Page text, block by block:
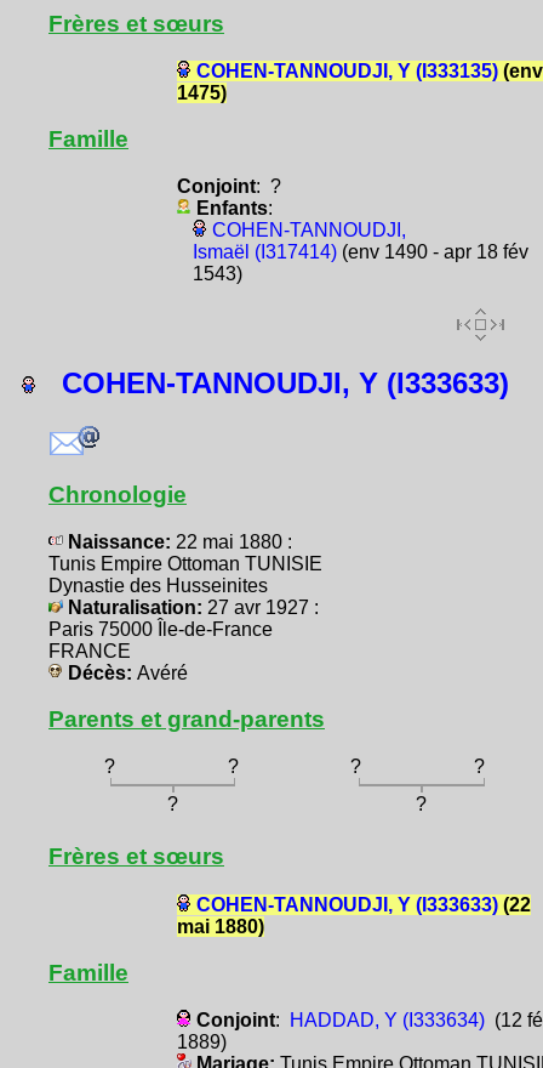
Frères et sœurs
COHEN-TANNOUDJI, Y (I333135)(env
1475)
Famille
Conjoint: ?
Enfants:
COHEN-TANNOUDJI,
Ismaël (I317414)(env 1490 - apr 18 fév
1543)
COHEN-TANNOUDJI, Y (I333633)
Chronologie
Naissance: 22 mai 1880 :
Tunis Empire Ottoman TUNISIE
Dynastie des Husseinites
Naturalisation: 27 avr 1927 :
Paris 75000 Île-de-France
FRANCE
Décès: Avéré
Parents et grand-parents
? ? ?
?
?
?
Frères et sœurs
COHEN-TANNOUDJI, Y (I333633)(22
mai 1880)
Famille
Conjoint: HADDAD, Y (I333634)(12
1889)
Mariage: Tunis Empire Ottoman